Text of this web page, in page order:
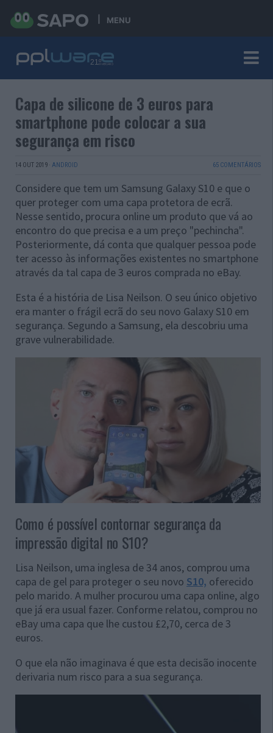
MENU
Capa de silicone de 3 euros para
smartphone pode colocar a sua
segurança em risco
14 OUT 2019 · ANDROID 65 COMENTÁRIOS
Considere que tem um Samsung Galaxy S10 e que o
quer proteger com uma capa protetora de ecrã.
Nesse sentido, procura online um produto que vá ao
encontro do que precisa e a um preço "pechincha".
Posteriormente, dá conta que qualquer pessoa pode
ter acesso às informações existentes no smartphone
através da tal capa de 3 euros comprada no eBay.
Esta é a história de Lisa Neilson. O seu único objetivo
era manter o frágil ecrã do seu novo Galaxy S10 em
segurança. Segundo a Samsung, ela descobriu uma
grave vulnerabilidade.
Como é possível contornar segurança da
impressão digital no S10?
Lisa Neilson, uma inglesa de 34 anos, comprou uma
capa de gel para proteger o seu novo S10, oferecido
pelo marido. A mulher procurou uma capa online, algo
que já era usual fazer. Conforme relatou, comprou no
eBay uma capa que lhe custou £2,70, cerca de 3
euros.
O que ela não imaginava é que esta decisão inocente
derivaria num risco para a sua segurança.